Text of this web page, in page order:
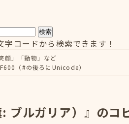
検索
字コードから検索できます！
顔」「動物」など
（#の後ろにUnicode）
ブルガリア）』のコ